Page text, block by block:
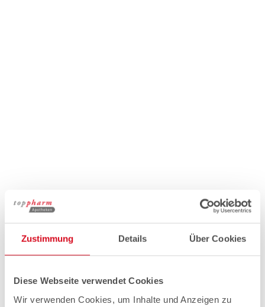
Zustimmung Details Über Cookies
Diese Webseite verwendet Cookies
Wir verwenden Cookies, um Inhalte und Anzeigen zu